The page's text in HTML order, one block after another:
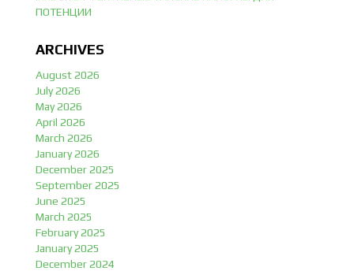
ПОТЕНЦИИ
ARCHIVES
August 2026
July 2026
May 2026
April 2026
March 2026
January 2026
December 2025
September 2025
June 2025
March 2025
February 2025
January 2025
December 2024